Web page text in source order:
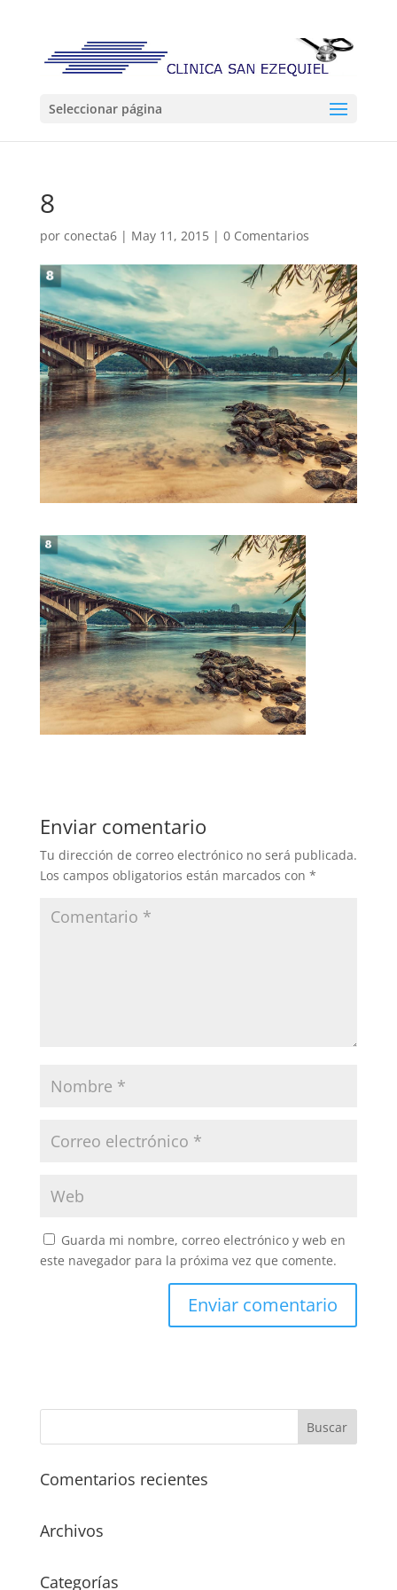
Seleccionar página
8
por conecta6| May 11, 2015| 0 Comentarios
Enviar comentario
Tu dirección de correo electrónico no será publicada.
Los campos obligatorios están marcados con *
Guarda mi nombre, correo electrónico y web en
este navegador para la próxima vez que comente.
Comentarios recientes
Archivos
Categorías